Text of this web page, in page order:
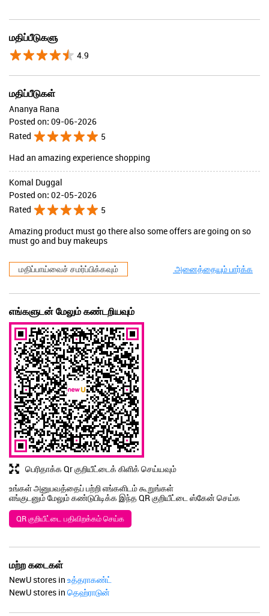
மதிப்பீடுகளு
4.9
மதிப்பீடுகள்
Ananya Rana
Posted on: 09-06-2026
Rated
5
Had an amazing experience shopping
Komal Duggal
Posted on: 02-05-2026
Rated
5
Amazing product must go there also some offers are going on so
must go and buy makeups
மதிப்பாய்வைச் சமர்ப்பிக்கவும் அனைத்தையும் பார்க்க
எங்களுடன் மேலும் கண்டறியவும்
பெரிதாக்க Qr குறியீட்டைக் கிளிக் செய்யவும்
உங்கள் அனுபவத்தைப் பற்றி எங்களிடம் கூறுங்கள்
எங்குடனும் மேலும் கண்டுபிடிக்க இந்த QR குறியீட்டை ஸ்கேன் செய்க
QR குறியீட்டை பதிவிறக்கம் செய்க
மற்ற கடைகள்
NewU stores in உத்தராகண்ட்
NewU stores in தெஹ்ராடுன்